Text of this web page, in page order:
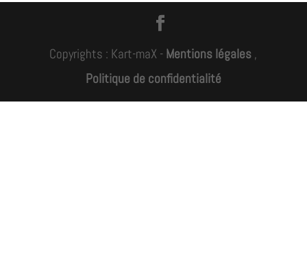
Copyrights : Kart-maX - Mentions légales ,
Politique de confidentialité